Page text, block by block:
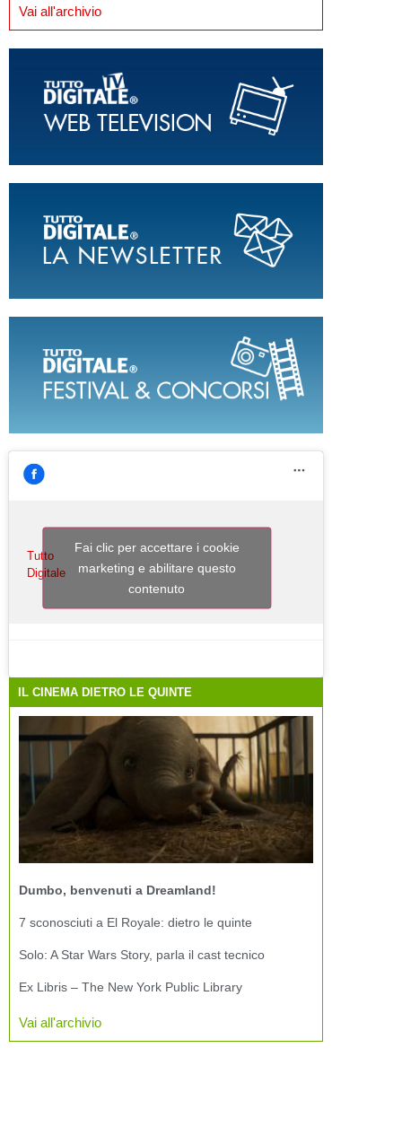
Vai all'archivio
Tutto
Digitale
Fai clic per accettare i cookie
marketing e abilitare questo
contenuto
IL CINEMA DIETRO LE QUINTE
Dumbo, benvenuti a Dreamland!
7 sconosciuti a El Royale: dietro le quinte
Solo: A Star Wars Story, parla il cast tecnico
Ex Libris – The New York Public Library
Vai all'archivio